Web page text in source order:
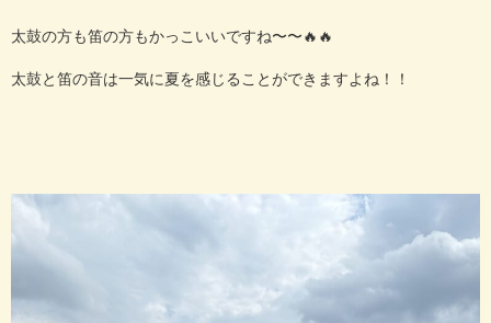
太鼓の方も笛の方もかっこいいですね〜〜🔥🔥
太鼓と笛の音は一気に夏を感じることができますよね！！